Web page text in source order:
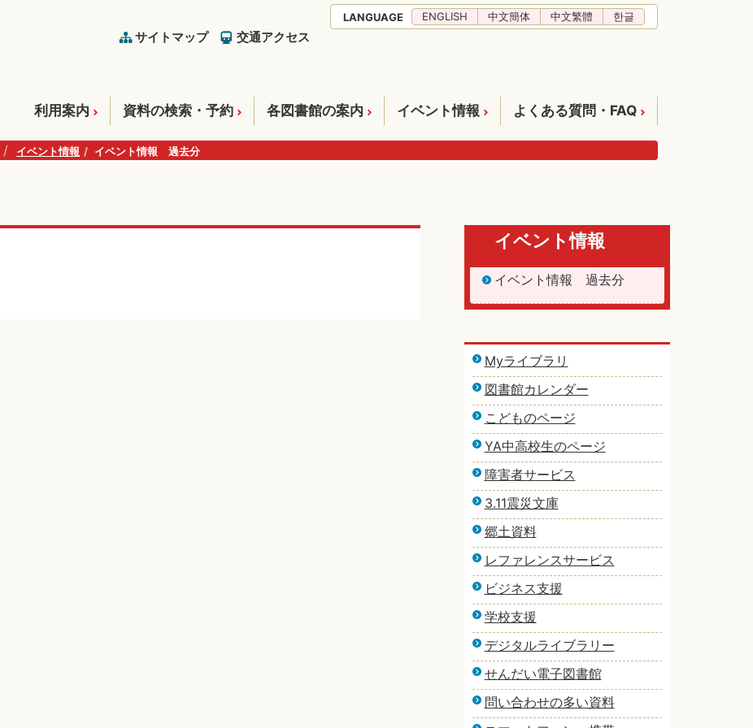
サイトマップ 交通アクセス
LANGUAGE ENGLISH 中文簡体 中文繁體 한글
利用案内 資料の検索・予約 各図書館の案内 イベント情報 よくある質問・FAQ
イベント情報 イベント情報 過去分
イベント情報
イベント情報 過去分
Myライブラリ
図書館カレンダー
こどものページ
YA中高校生のページ
障害者サービス
3.11震災文庫
郷土資料
レファレンスサービス
ビジネス支援
学校支援
デジタルライブラリー
せんだい電子図書館
問い合わせの多い資料